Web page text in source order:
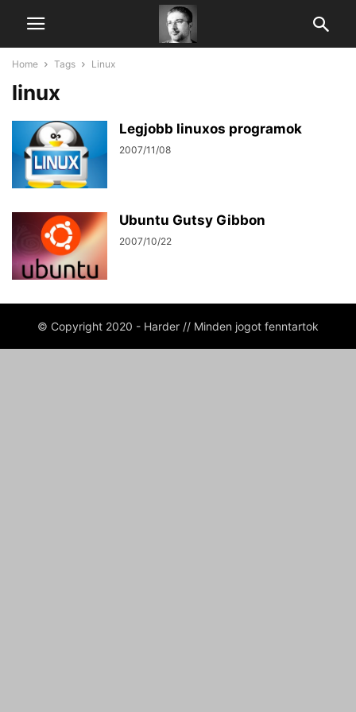
Home Tags Linux
linux
Legjobb linuxos programok
2007/11/08
Ubuntu Gutsy Gibbon
2007/10/22
© Copyright 2020 - Harder // Minden jogot fenntartok